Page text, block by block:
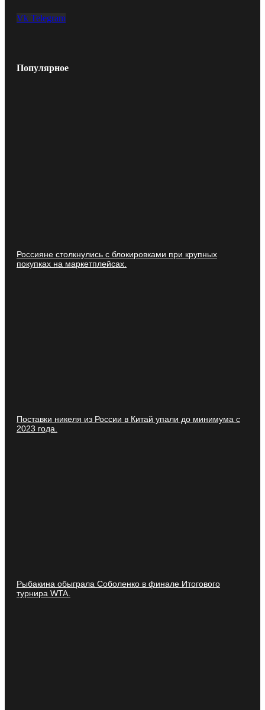
Vk Telegram
Популярное
Россияне столкнулись с блокировками при крупных
покупках на маркетплейсах.
Поставки никеля из России в Китай упали до минимума с
2023 года.
Рыбакина обыграла Соболенко в финале Итогового
турнира WTA.